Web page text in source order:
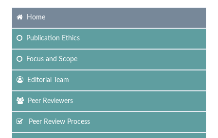
Home
Publication Ethics
Focusand Scope
Editorial Team
Peer Reviewers
Peer Review Process